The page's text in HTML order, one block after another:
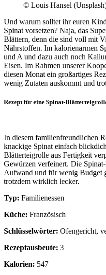
© Louis Hansel
Und warum solltet ihr euren
Spinat vorsetzen? Naja, das
Blättern, denn die sind voll mit
Nährstoffen. Im kalorienarmen
und A und dazu auch noch
Eisen. Im Rahmen unserer
diesen Monat ein großartiges
wenig Zutaten auskommt und
Rezept für eine Spinat-
In diesem familienfreundlichen
knackige Spinat einfach
Blätterteigrolle aus Fertigkeit
Gewürzen verfeinert. Die
Aufwand und für wenig Budget
trotzdem wirklich lecker.
Typ: Familienessen
Küche: Französisch
Schlüsselwörter: Ofengericht,
Rezeptausbeute: 3
Kalorien: 547